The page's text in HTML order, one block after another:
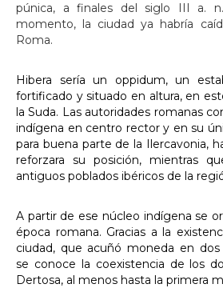
púnica, a finales del siglo III a.
momento, la ciudad ya habría
Roma.
Hibera sería un oppidum, un
fortificado y situado en altura, en
la Suda. Las autoridades romanas
indígena en centro rector y en su
para buena parte de la Ilercavonia,
reforzara su posición, mientras
antiguos poblados ibéricos de la
A partir de ese núcleo indígena se
época romana. Gracias a la
ciudad, que acuñó moneda en dos
se conoce la coexistencia de los
Dertosa, al menos hasta la primera